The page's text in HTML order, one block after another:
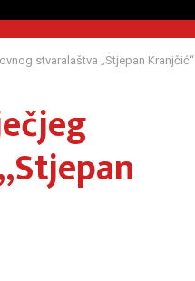
stvaralaštva „Stjepan Kranjčić“